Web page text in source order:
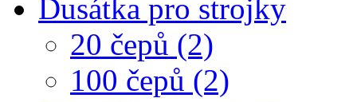
Dusátka pro strojky
20 čepů (2)
100 čepů (2)